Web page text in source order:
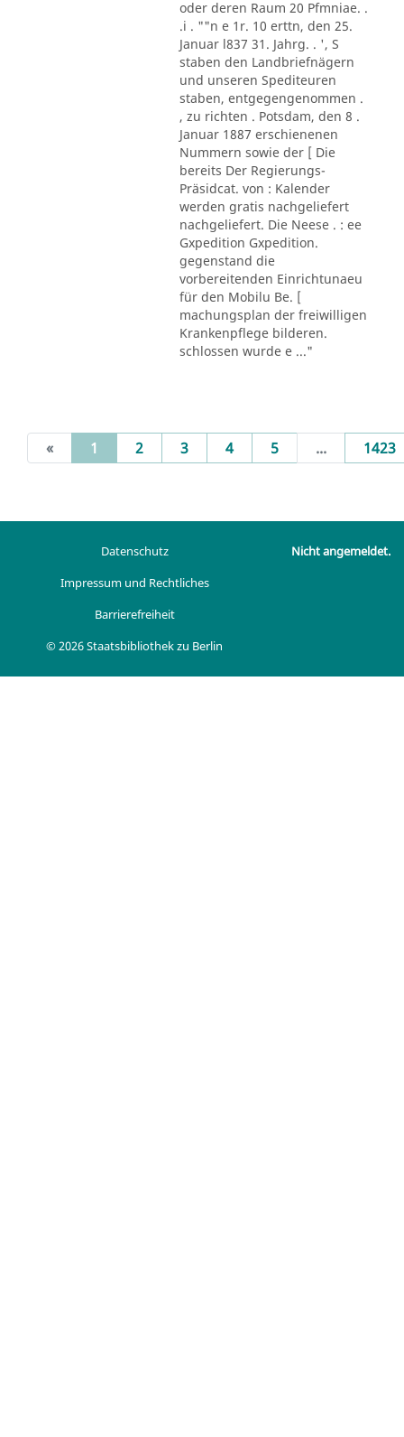
oder deren Raum 20 Pfmniae. .
.i . ""n e 1r. 10 erttn, den 25.
Januar l837 31. Jahrg. . ', S
staben den Landbriefnägern
und unseren Spediteuren
staben, entgegengenommen .
, zu richten . Potsdam, den 8 .
Januar 1887 erschienenen
Nummern sowie der [ Die
bereits Der Regierungs-
Präsidcat. von : Kalender
werden gratis nachgeliefert
nachgeliefert. Die Neese . : ee
Gxpedition Gxpedition.
gegenstand die
vorbereitenden Einrichtunaeu
für den Mobilu Be. [
machungsplan der freiwilligen
Krankenpflege bilderen.
schlossen wurde e ..."
« 1 (current)
2 3 4 5 ... 1423
Datenschutz
Impressum und Rechtliches
Barrierefreiheit
© 2026 Staatsbibliothek zu Berlin
Nicht angemeldet.